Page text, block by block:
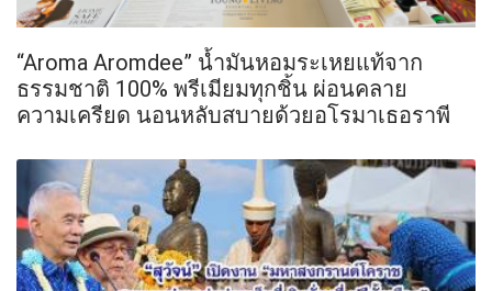
“Aroma Aromdee” น้ำมันหอมระเหยแท้จาก
ธรรมชาติ 100% พรีเมียมทุกชิ้น ผ่อนคลาย
ความเครียด นอนหลับสบายด้วยอโรมาเธอราพี